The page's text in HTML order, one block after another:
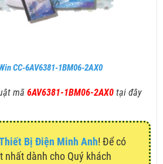
CC-6AV6381-1BM06-2AX0
mã 6AV6381-1BM06-2AX0 tại đây
Bị Điện Minh Anh! Để có
dành cho Quý khách